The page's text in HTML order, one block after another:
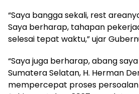
“Saya bangga sekali, rest
Saya berharap, tahapan
selesai tepat waktu,” ujar
“Saya juga berharap, abang
Sumatera Selatan, H. Herman
mempercepat proses